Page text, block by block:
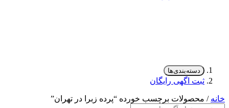
دسته‌بندی‌ها
ثبت اگهی رایگان
خانه / محصولات برچسب خورده “پرده زبرا در تهران”